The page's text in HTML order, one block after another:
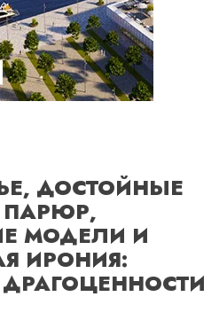
ДОСТОЙНЫЕ
МОДЕЛИ И
ИРОНИЯ: